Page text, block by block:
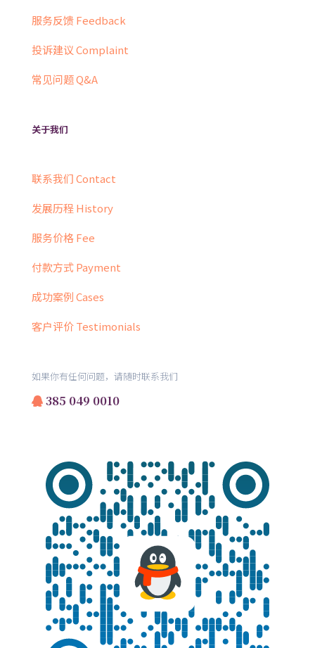
服务反馈 Feedback
投诉建议 Complaint
常见问题 Q&A
关于我们
联系我们 Contact
发展历程 History
服务价格 Fee
付款方式 Payment
成功案例 Cases
客户评价 Testimonials
如果你有任何问题，请随时联系我们
385 049 0010